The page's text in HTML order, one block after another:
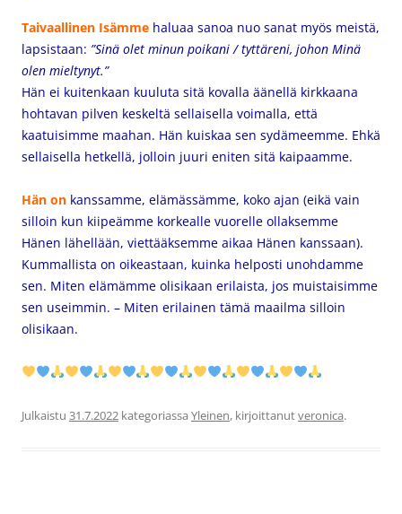
Taivaallinen Isämme haluaa sanoa nuo sanat myös meistä,
lapsistaan: ”Sinä olet minun poikani / tyttäreni, johon Minä
olen mieltynyt.”
Hän ei kuitenkaan kuuluta sitä kovalla äänellä kirkkaana
hohtavan pilven keskeltä sellaisella voimalla, että
kaatuisimme maahan. Hän kuiskaa sen sydämeemme. Ehkä
sellaisella hetkellä, jolloin juuri eniten sitä kaipaamme.
Hän on kanssamme, elämässämme, koko ajan (eikä vain
silloin kun kiipeämme korkealle vuorelle ollaksemme
Hänen lähellään, viettääksemme aikaa Hänen kanssaan).
Kummallista on oikeastaan, kuinka helposti unohdamme
sen. Miten elämämme olisikaan erilaista, jos muistaisimme
sen useimmin. – Miten erilainen tämä maailma silloin
olisikaan.
Julkaistu 31.7.2022 kategoriassa Yleinen, kirjoittanutveronica.